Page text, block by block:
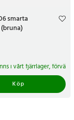
5-7 arbetsdagar
smarta
i vårt fjärrlager,
Köp